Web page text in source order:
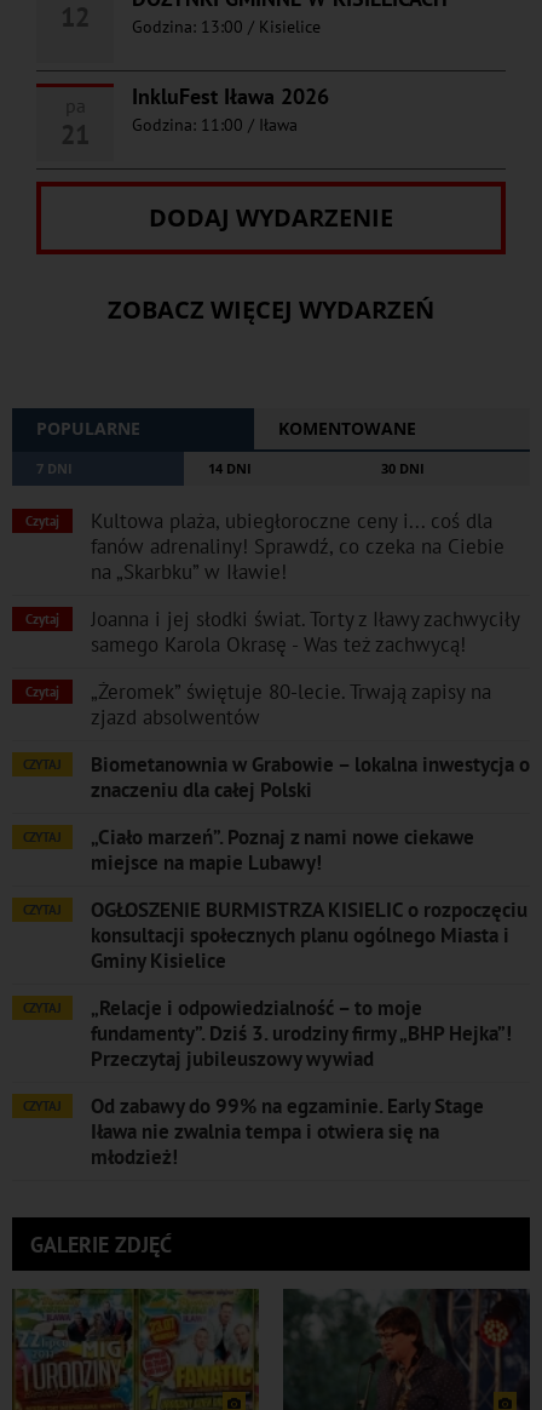
Godzina: 13:00 / Kisielice
InkluFest Iława 2026
Godzina: 11:00 / Iława
DODAJ WYDARZENIE
ZOBACZ WIĘCEJ WYDARZEŃ
POPULARNE KOMENTOWANE
7 DNI 14 DNI 30 DNI
Czytaj
Kultowa plaża, ubiegłoroczne ceny i... coś dla
fanów adrenaliny! Sprawdź, co czeka na Ciebie
na „Skarbku” w Iławie!
Czytaj
Joanna i jej słodki świat. Torty z Iławy zachwyciły
samego Karola Okrasę - Was też zachwycą!
Czytaj
„Żeromek” świętuje 80-lecie. Trwają zapisy na
zjazd absolwentów
CZYTAJ
Biometanownia w Grabowie – lokalna inwestycja o
znaczeniu dla całej Polski
CZYTAJ
„Ciało marzeń”. Poznaj z nami nowe ciekawe
miejsce na mapie Lubawy!
CZYTAJ
OGŁOSZENIE BURMISTRZA KISIELIC o rozpoczęciu
konsultacji społecznych planu ogólnego Miasta i
Gminy Kisielice
CZYTAJ
„Relacje i odpowiedzialność – to moje
fundamenty”. Dziś 3. urodziny firmy „BHP Hejka”!
Przeczytaj jubileuszowy wywiad
CZYTAJ
Od zabawy do 99% na egzaminie. Early Stage
Iława nie zwalnia tempa i otwiera się na
młodzież!
GALERIE ZDJĘĆ